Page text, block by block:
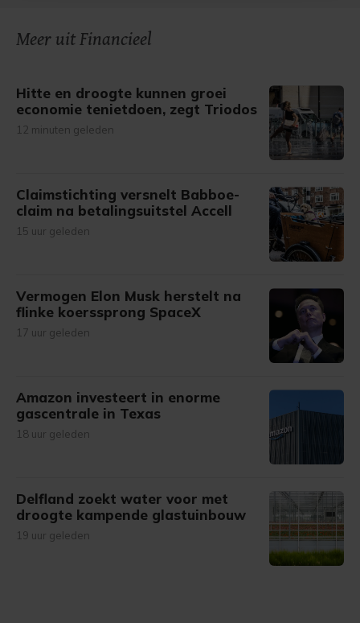
gemaakte keuze altijd wijzigen of intrekken.
Meer uit Financieel
Hitte en droogte kunnen groei
economie tenietdoen, zegt Triodos
12 minuten geleden
Claimstichting versnelt Babboe-
claim na betalingsuitstel Accell
15 uur geleden
Vermogen Elon Musk herstelt na
flinke koerssprong SpaceX
17 uur geleden
Amazon investeert in enorme
gascentrale in Texas
18 uur geleden
Delfland zoekt water voor met
droogte kampende glastuinbouw
19 uur geleden